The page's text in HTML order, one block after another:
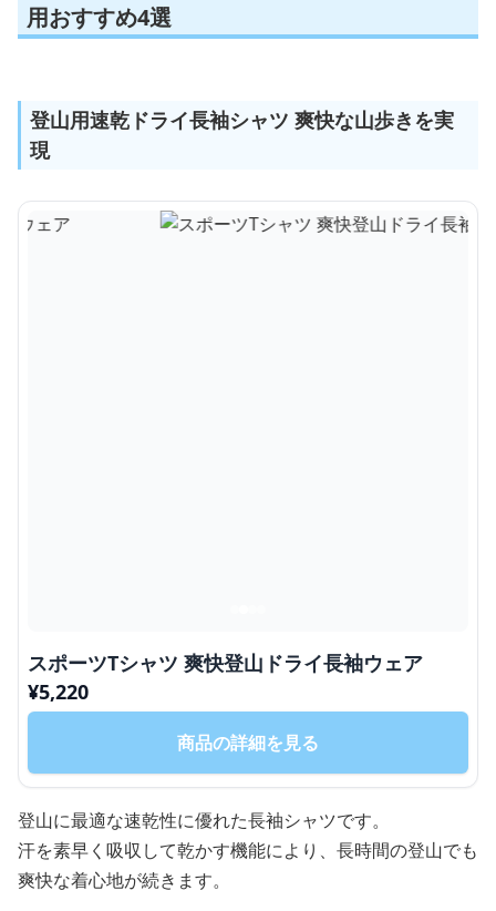
用おすすめ4選
登山用速乾ドライ長袖シャツ 爽快な山歩きを実
現
スポーツTシャツ 爽快登山ドライ長袖ウェア
¥5,220
商品の詳細を見る
登山に最適な速乾性に優れた長袖シャツです。
汗を素早く吸収して乾かす機能により、長時間の登山でも
爽快な着心地が続きます。